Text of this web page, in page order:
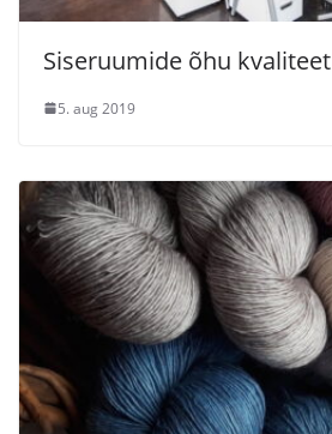
Siseruumide õhu kvaliteet
5. aug 2019